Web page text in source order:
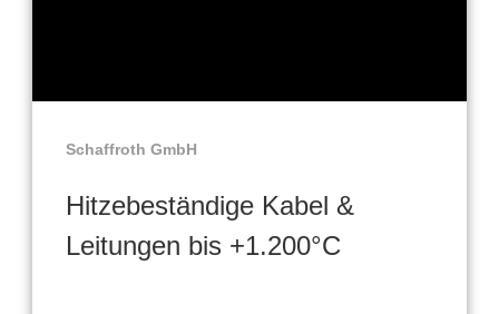
Schaffroth GmbH
Hitzebeständige Kabel &
Leitungen bis +1.200°C